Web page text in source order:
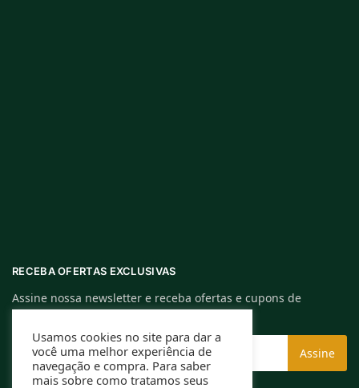
RECEBA OFERTAS EXCLUSIVAS
Assine nossa newsletter e receba ofertas e cupons de
descontos exclusivos.
Usamos cookies no site para dar a
você uma melhor experiência de
navegação e compra. Para saber
mais sobre como tratamos seus